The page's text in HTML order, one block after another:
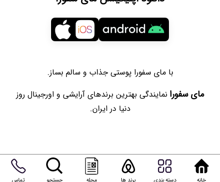
با مای سفورا پوستی جذاب و سالم بساز.
مای سفورا نمایندگی بهترین برندهای آرایشی و اورجینال روز
دنیا در ایران.
خانه دسته بندی برند ها مجله جستجو تماس